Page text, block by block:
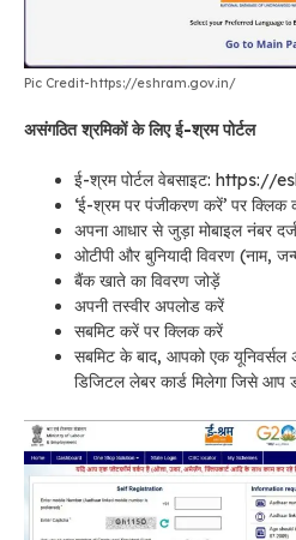
Pic Credit-https://eshram.gov.in/
असंगठित श्रमिकों के लिए ई-श्रम पोर्टल
ई-श्रम पोर्टलवेबसाइट: https://
‘ई-श्रम पर पंजीकरण करें’ पर क्लिक
अपना आधार से जुड़ा मोबाइल नंबर
ओटीपी और बुनियादी विवरण (नाम,
बैंक खाते का विवरण जोड़ें
अपनी तस्वीर अपलोड करें
सबमिट करें पर क्लिक करें
सबमिट के बाद, आपको एक
डिजिटल लेबर कार्ड मिलेगा जिसे